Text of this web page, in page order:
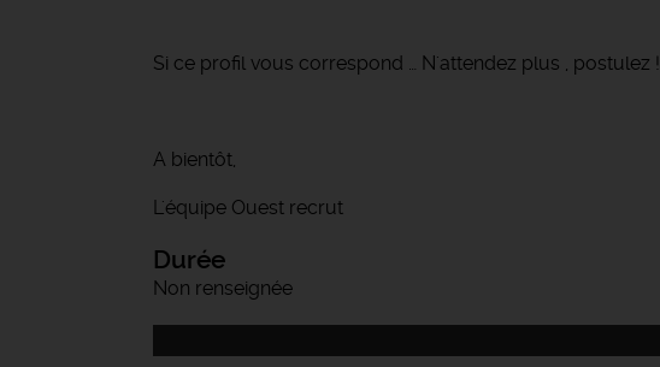
Si ce profil vous correspond … N'attendez plus , postulez !
A bientôt,
L'équipe Ouest recrut
Durée
Non renseignée